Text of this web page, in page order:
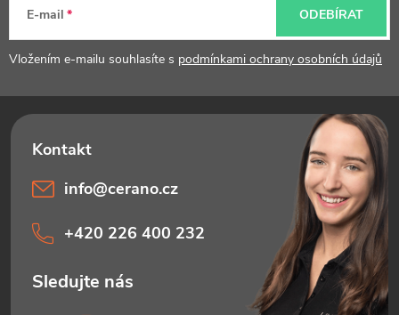
E-mail
Vložením e-mailu souhlasíte s podmínkami ochrany osobních údajů
ODEBÍRAT
info@cerano.cz
+420 226 400 232